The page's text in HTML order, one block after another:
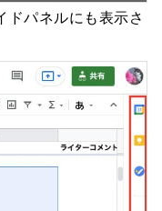
ドパネルにも表示さ